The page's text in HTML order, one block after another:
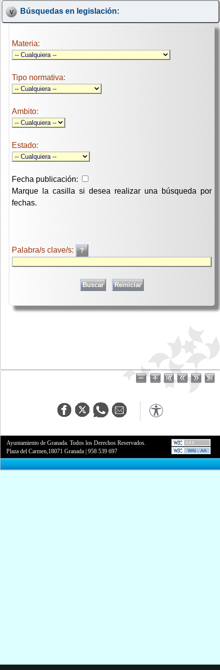
Búsquedas en legislación:
Materia:
Tipo normativa:
Ambito:
Estado:
Fecha publicación:
Marque la casilla si desea realizar una búsqueda por
fechas.
Palabra/s clave/s:
Ayuntamiento de Granada. Todos los Derechos Reservados.
Plaza del Carmen,18071 Granada |958 539 697